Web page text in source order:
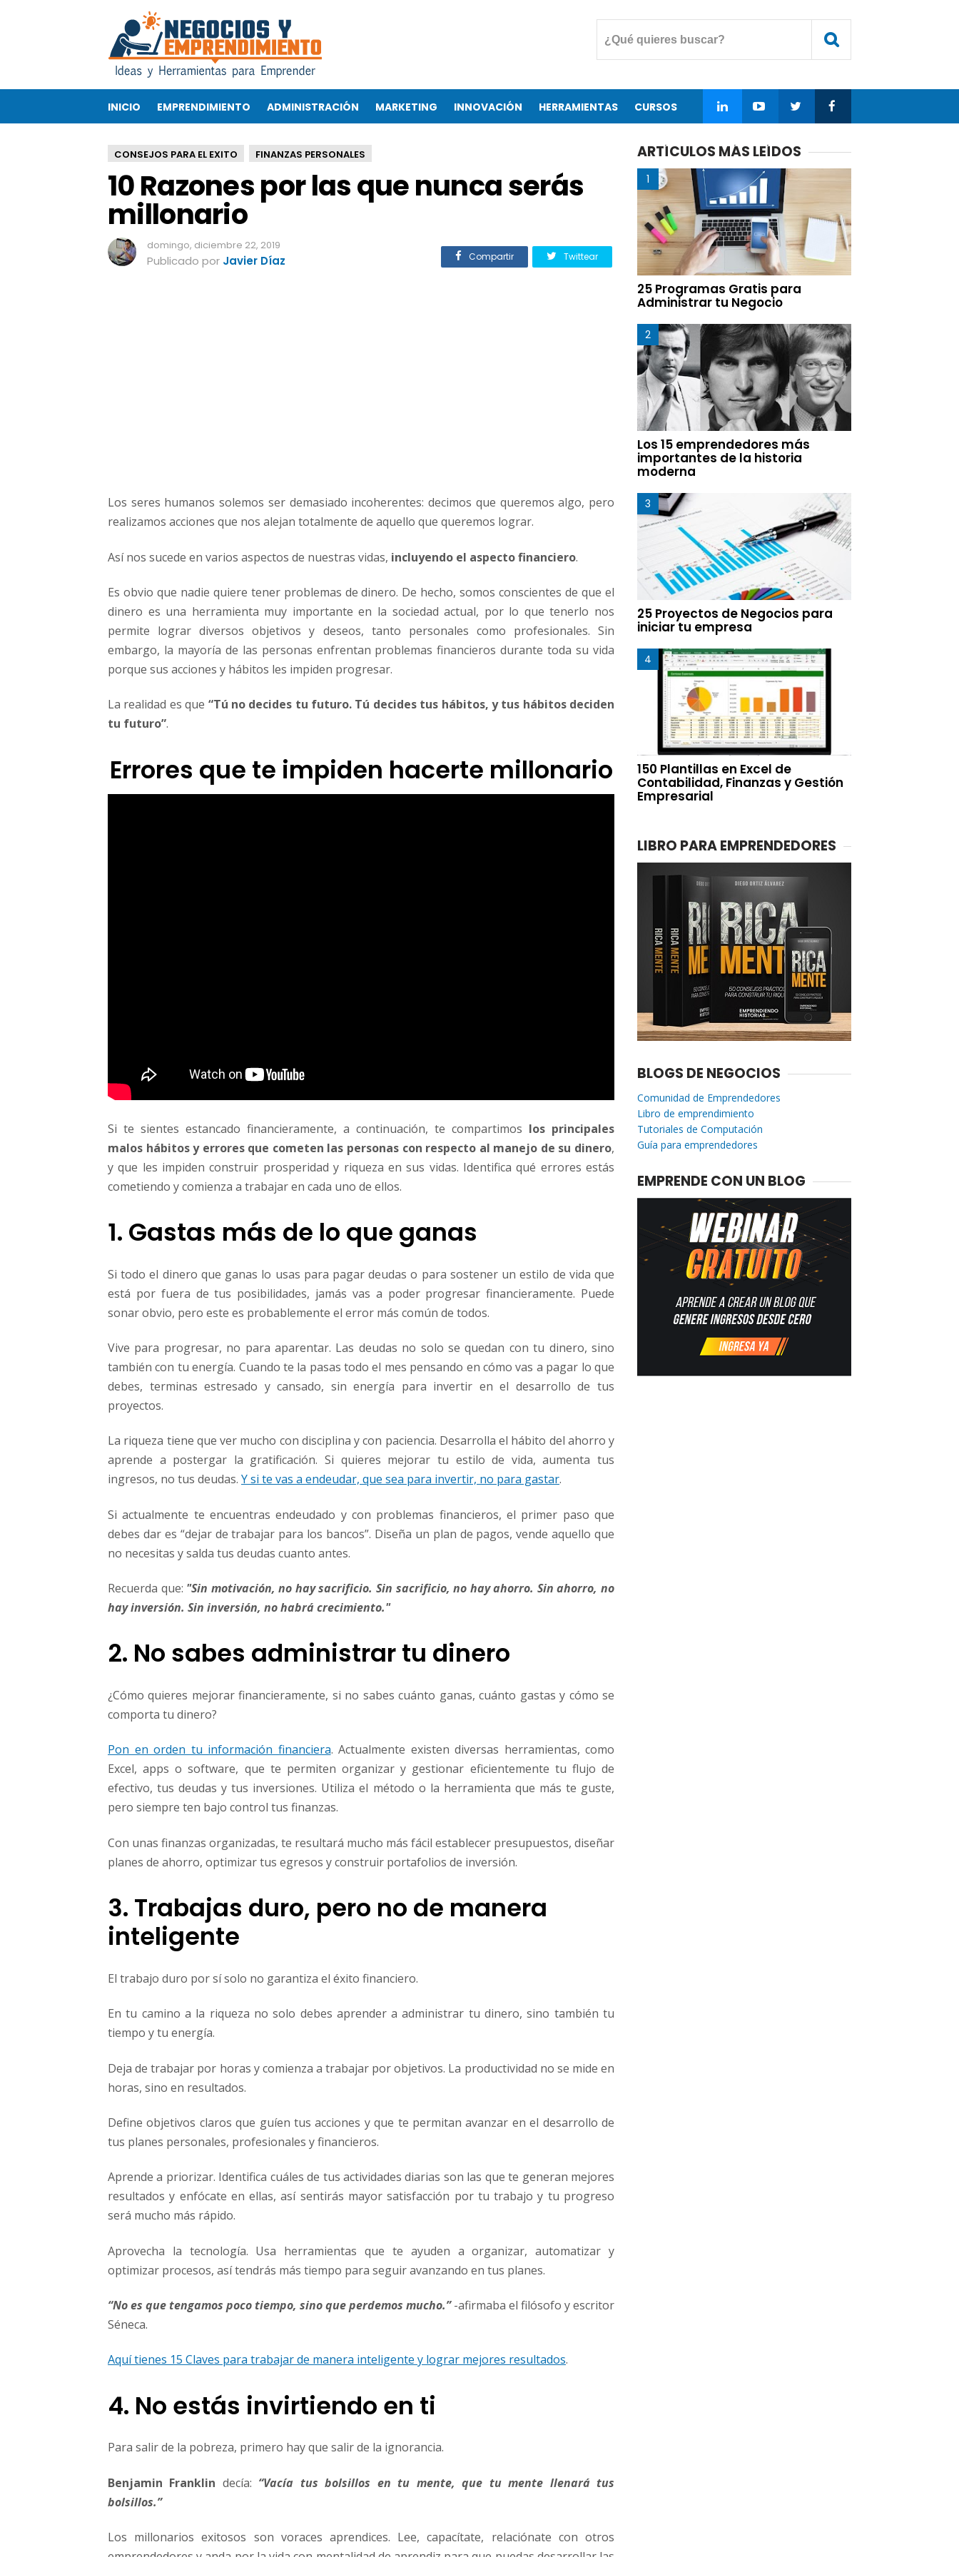
R
n
e
s
p
o
l
a
s
q
l
o
a
o
INICIO EMPRENDIMIENTO ADMINISTRACIÓN MARKETING INNOVACIÓN HERRAMIENTAS CURSOS
CONSEJOS PARA EL EXITO FINANZAS PERSONALES
10 Razones por las que nunca serás
millonario
domingo, diciembre 22, 2019
Publicado por Javier Díaz Compartir Twittear
Los seres humanos solemos ser demasiado incoherentes: decimos que queremos algo, pero
realizamos acciones que nos alejan totalmente de aquello que queremos lograr.
Así nos sucede en varios aspectos de nuestras vidas, incluyendo el aspecto financiero.
Es obvio que nadie quiere tener problemas de dinero. De hecho, somos conscientes de que el
dinero es una herramienta muy importante en la sociedad actual, por lo que tenerlo nos
permite lograr diversos objetivos y deseos, tanto personales como profesionales. Sin
embargo, la mayoría de las personas enfrentan problemas financieros durante toda su vida
porque sus acciones y hábitos les impiden progresar.
La realidad es que “Tú no decides tu futuro. Tú decides tus hábitos, y tus hábitos deciden
tu futuro”.
Errores que te impiden hacerte millonario
Si te sientes estancado financieramente, a continuación, te compartimos los principales
malos hábitos y errores que cometen las personas con respecto al manejo de su dinero,
y que les impiden construir prosperidad y riqueza en sus vidas. Identifica qué errores estás
cometiendo y comienza a trabajar en cada uno de ellos.
1. Gastas más de lo que ganas
Si todo el dinero que ganas lo usas para pagar deudas o para sostener un estilo de vida que
está por fuera de tus posibilidades, jamás vas a poder progresar financieramente. Puede
sonar obvio, pero este es probablemente el error más común de todos.
Vive para progresar, no para aparentar. Las deudas no solo se quedan con tu dinero, sino
también con tu energía. Cuando te la pasas todo el mes pensando en cómo vas a pagar lo que
debes, terminas estresado y cansado, sin energía para invertir en el desarrollo de tus
proyectos.
La riqueza tiene que ver mucho con disciplina y con paciencia. Desarrolla el hábito del ahorro y
aprende a postergar la gratificación. Si quieres mejorar tu estilo de vida, aumenta tus
ingresos, no tus deudas. Y si te vas a endeudar, que sea para invertir, no para gastar.
Si actualmente te encuentras endeudado y con problemas financieros, el primer paso que
debes dar es “dejar de trabajar para los bancos”. Diseña un plan de pagos, vende aquello que
no necesitas y salda tus deudas cuanto antes.
Recuerda que: "Sin motivación, no hay sacrificio. Sin sacrificio, no hay ahorro. Sin ahorro, no
hay inversión. Sin inversión, no habrá crecimiento."
2. No sabes administrar tu dinero
¿Cómo quieres mejorar financieramente, si no sabes cuánto ganas, cuánto gastas y cómo se
comporta tu dinero?
Pon en orden tu información financiera. Actualmente existen diversas herramientas, como
Excel, apps o software, que te permiten organizar y gestionar eficientemente tu flujo de
efectivo, tus deudas y tus inversiones. Utiliza el método o la herramienta que más te guste,
pero siempre ten bajo control tus finanzas.
Con unas finanzas organizadas, te resultará mucho más fácil establecer presupuestos, diseñar
planes de ahorro, optimizar tus egresos y construir portafolios de inversión.
3. Trabajas duro, pero no de manera
inteligente
El trabajo duro por sí solo no garantiza el éxito financiero.
En tu camino a la riqueza no solo debes aprender a administrar tu dinero, sino también tu
tiempo y tu energía.
Deja de trabajar por horas y comienza a trabajar por objetivos. La productividad no se mide en
horas, sino en resultados.
Define objetivos claros que guíen tus acciones y que te permitan avanzar en el desarrollo de
tus planes personales, profesionales y financieros.
Aprende a priorizar. Identifica cuáles de tus actividades diarias son las que te generan mejores
resultados y enfócate en ellas, así sentirás mayor satisfacción por tu trabajo y tu progreso
será mucho más rápido.
Aprovecha la tecnología. Usa herramientas que te ayuden a organizar, automatizar y
optimizar procesos, así tendrás más tiempo para seguir avanzando en tus planes.
“No es que tengamos poco tiempo, sino que perdemos mucho.”-afirmaba el filósofo y escritor
Séneca.
Aquí tienes 15 Claves para trabajar de manera inteligente y lograr mejores resultados.
4. No estás invirtiendo en ti
Para salir de la pobreza, primero hay que salir de la ignorancia.
Benjamin Franklin decía: “Vacía tus bolsillos en tu mente, que tu mente llenará tus
bolsillos.”
Los millonarios exitosos son voraces aprendices. Lee, capacítate, relaciónate con otros
ARTÍCULOS MÁS LEÍDOS
25 Programas Gratis para
Administrar tu Negocio
Los 15 emprendedores más
importantes de la historia
moderna
25 Proyectos de Negocios para
iniciar tu empresa
150 Plantillas en Excel de
Contabilidad, Finanzas y Gestión
Empresarial
LIBRO PARA EMPRENDEDORES
BLOGS DE NEGOCIOS
Comunidad de Emprendedores
Libro de emprendimiento
Tutoriales de Computación
Guía para emprendedores
EMPRENDE CON UN BLOG